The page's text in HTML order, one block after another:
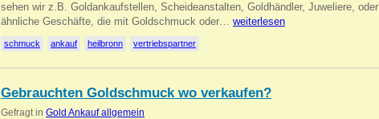
sehen wir z.B. Goldankaufstellen, Scheideanstalten, Goldhändler, Juweliere, oder
ähnliche Geschäfte, die mit Goldschmuck oder… weiterlesen
schmuck ankauf heilbronn vertriebspartner
Gebrauchten Goldschmuck wo verkaufen?
Gefragt in Gold Ankauf allgemein